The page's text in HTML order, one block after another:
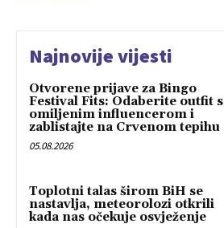
Najnovije vijesti
Otvorene prijave za Bingo
Festival Fits: Odaberite outfit s
omiljenim influencerom i
zablistajte na Crvenom tepihu
05.08.2026
Toplotni talas širom BiH se
nastavlja, meteorolozi otkrili
kada nas očekuje osvježenje